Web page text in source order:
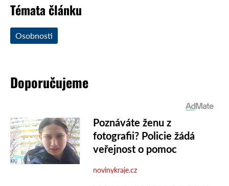
Témata článku
Osobnosti
Doporučujeme